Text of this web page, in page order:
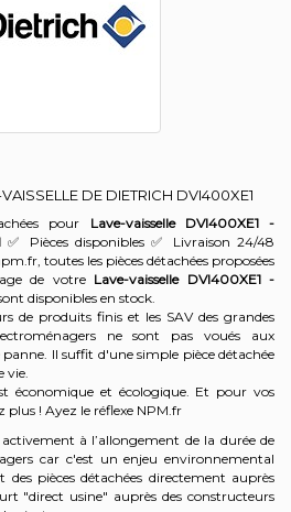
DE DIETRICH DVI400XE1
pour Lave-vaisselle DVI400XE1 -
✅ Pièces disponibles ✅ Livraison 24/48
toutes les pièces détachées proposées
de votre Lave-vaisselle DVI400XE1 -
disponibles en stock.
de produits finis et les SAV des grandes
ne sont pas voués aux
Il suffit d'une simple pièce détachée
vie.
économique et écologique. Et pour vos
plus ! Ayez le réflexe NPM.fr
à l’allongement de la durée de
car c'est un enjeu environnemental
pièces détachées directement auprès
"direct usine" auprès des constructeurs